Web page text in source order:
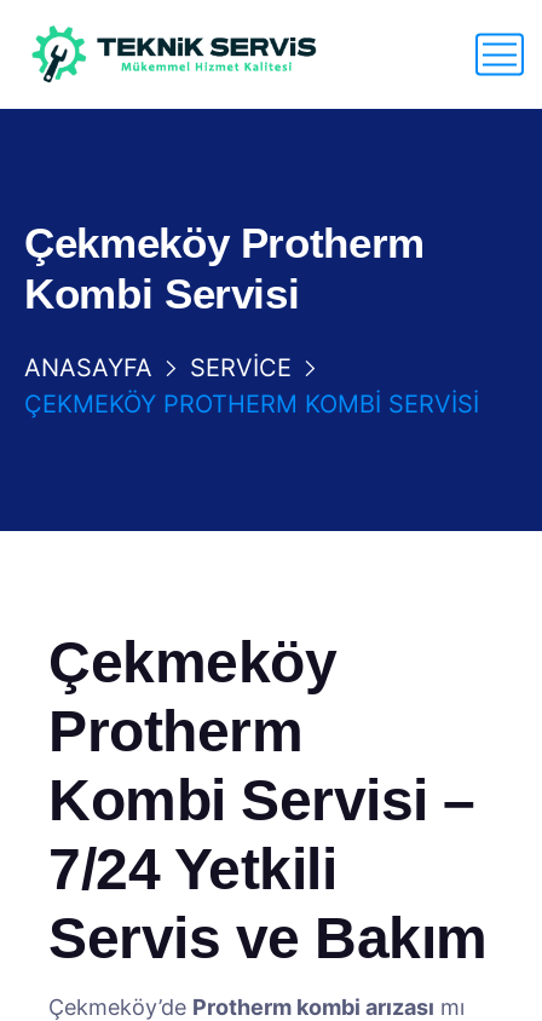
Çekmeköy Protherm
Kombi Servisi
ANASAYFA
SERVICE
ÇEKMEKÖY PROTHERM KOMBI SERVISI
Çekmeköy
Protherm
Kombi Servisi –
7/24 Yetkili
Servis ve Bakım
Çekmeköy’de Protherm kombi arızası mı